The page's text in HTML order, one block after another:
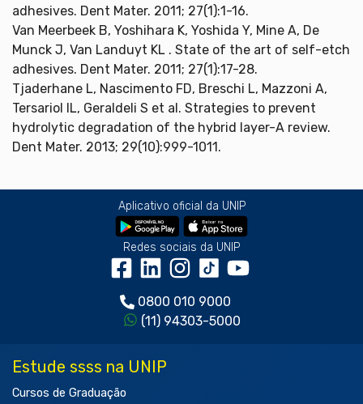
adhesives. Dent Mater. 2011; 27(1):1-16.
Van Meerbeek B, Yoshihara K, Yoshida Y, Mine A, De
Munck J, Van Landuyt KL . State of the art of self-etch
adhesives. Dent Mater. 2011; 27(1):17-28.
Tjaderhane L, Nascimento FD, Breschi L, Mazzoni A,
Tersariol IL, Geraldeli S et al. Strategies to prevent
hydrolytic degradation of the hybrid layer-A review.
Dent Mater. 2013; 29(10):999-1011.
Aplicativo oficial da UNIP
Redes sociais da UNIP
0800 010 9000
(11) 94303-5000
Estude ssss na UNIP
Cursos de Graduação